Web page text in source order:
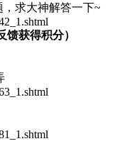
求大神解答一下~
获得积分）